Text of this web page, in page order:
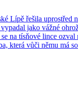
Lípě řešila uprostřed
jako vážné
na tísňové lince ozval
která vůči němu má